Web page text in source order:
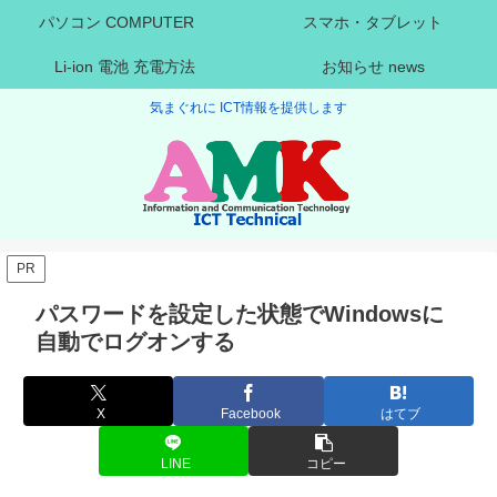
気まぐれに ICT情報を提供します
パソコン COMPUTER スマホ・タブレット
Li-ion 電池 充電方法 お知らせ news
PR
パスワードを設定した状態でWindowsに
自動でログオンする
X Facebook はてブ
LINE コピー